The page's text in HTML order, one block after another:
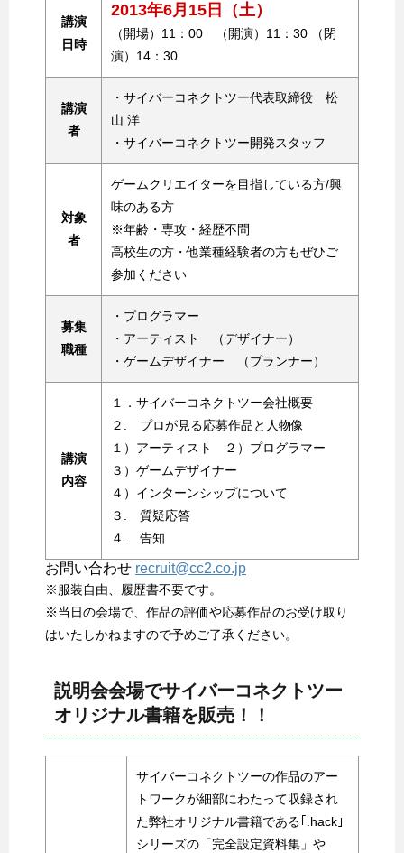
講演
日時
2013年6月15日（土）
（開場）11：00 （開演）11：30 （閉
演）14：30
講演
者
・サイバーコネクトツー代表取締役 松
山 洋
・サイバーコネクトツー開発スタッフ
対象
者
ゲームクリエイターを目指している方/興
味のある方
※年齢・専攻・経歴不問
高校生の方・他業種経験者の方もぜひご
参加ください
募集
職種
・プログラマー
・アーティスト （デザイナー）
・ゲームデザイナー （プランナー）
講演
内容
１．サイバーコネクトツー会社概要
２. プロが見る応募作品と人物像
１）アーティスト ２）プログラマー
３）ゲームデザイナー
４）インターンシップについて
３. 質疑応答
４. 告知
お問い合わせ recruit@cc2.co.jp
※服装自由、履歴書不要です。
※当日の会場で、作品の評価や応募作品のお受け取り
はいたしかねますので予めご了承ください。
説明会会場でサイバーコネクトツー
オリジナル書籍を販売！！
サイバーコネクトツーの作品のアー
トワークが細部にわたって収録され
た弊社オリジナル書籍である｢.hack｣
シリーズの「完全設定資料集」や